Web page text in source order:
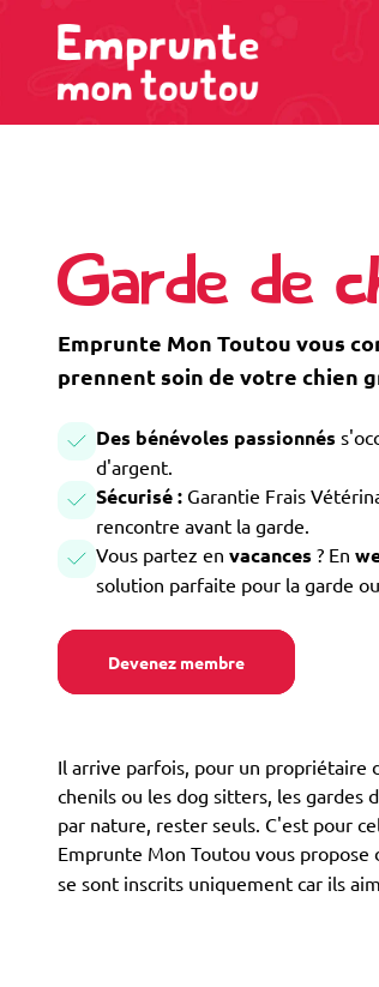
Garde de
Emprunte Mon Toutou vous
prennent soin de votre chien
Des bénévoles passionnés
d'argent.
Sécurisé : Garantie Frais
rencontre avant la garde.
Vous partez en vacances ? En
solution parfaite pour la garde
Devenez membre
Il arrive parfois, pour un propriétaire
chenils ou les dog sitters, les gardes
par nature, rester seuls. C'est pour
Emprunte Mon Toutou vous propose
se sont inscrits uniquement car ils